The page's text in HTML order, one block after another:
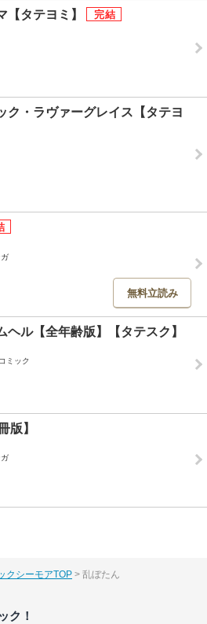
【タテヨミ】
ク・ラヴァーグレイス【タテヨ
無料立読み
ヘル【全年齢版】【タテスク】
ミック
版】
クシーモアTOP 乱ぼたん
ク！